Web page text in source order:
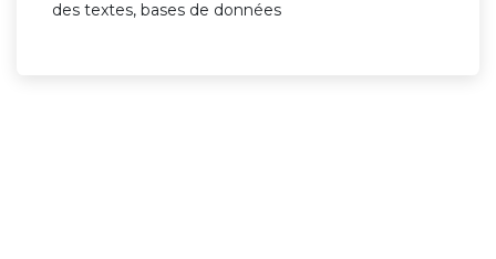
des textes, bases de données